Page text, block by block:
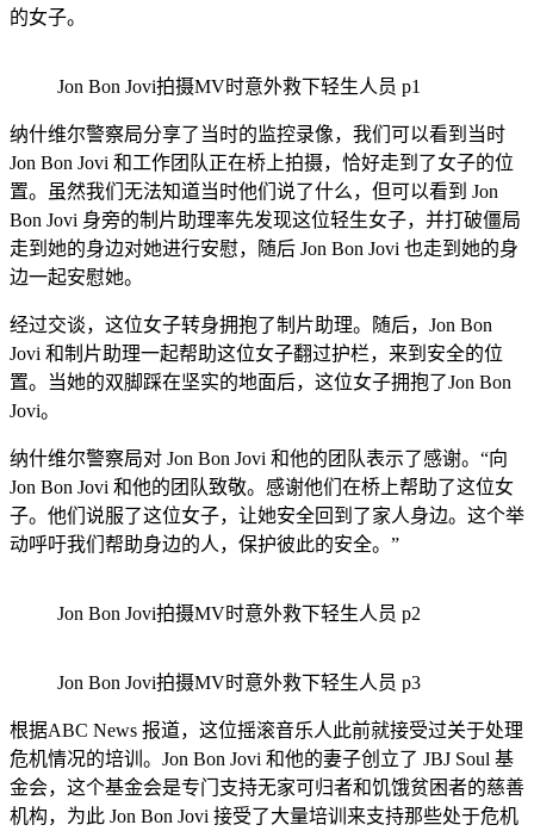
的女子。
Jon Bon Jovi拍摄MV时意外救下轻生人员 p1
纳什维尔警察局分享了当时的监控录像，我们可以看到当时
Jon Bon Jovi 和工作团队正在桥上拍摄，恰好走到了女子的位
置。虽然我们无法知道当时他们说了什么，但可以看到 Jon
Bon Jovi 身旁的制片助理率先发现这位轻生女子，并打破僵局
走到她的身边对她进行安慰，随后 Jon Bon Jovi 也走到她的身
边一起安慰她。
经过交谈，这位女子转身拥抱了制片助理。随后，Jon Bon
Jovi 和制片助理一起帮助这位女子翻过护栏，来到安全的位
置。当她的双脚踩在坚实的地面后，这位女子拥抱了Jon Bon
Jovi。
纳什维尔警察局对 Jon Bon Jovi 和他的团队表示了感谢。“向
Jon Bon Jovi 和他的团队致敬。感谢他们在桥上帮助了这位女
子。他们说服了这位女子，让她安全回到了家人身边。这个举
动呼吁我们帮助身边的人，保护彼此的安全。”
Jon Bon Jovi拍摄MV时意外救下轻生人员 p2
Jon Bon Jovi拍摄MV时意外救下轻生人员 p3
根据ABC News 报道，这位摇滚音乐人此前就接受过关于处理
危机情况的培训。Jon Bon Jovi 和他的妻子创立了 JBJ Soul 基
金会，这个基金会是专门支持无家可归者和饥饿贫困者的慈善
机构，为此 Jon Bon Jovi 接受了大量培训来支持那些处于危机